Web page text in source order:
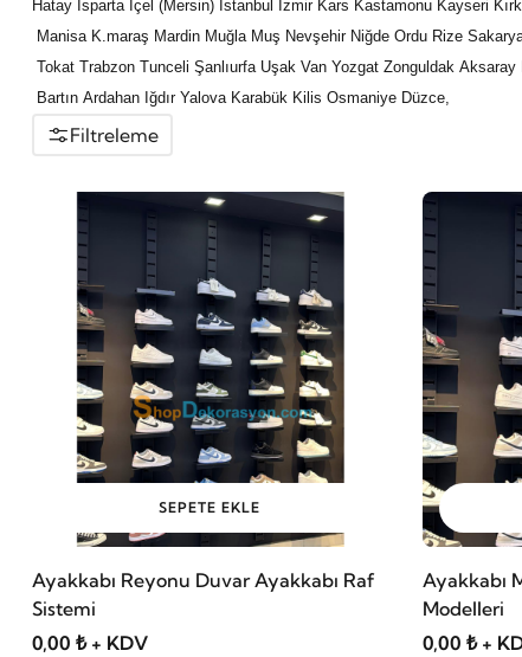
Hatay Isparta İçel (Mersin) İstanbul İzmir Kars Kastamonu Kayseri
Manisa K.maraş Mardin Muğla Muş Nevşehir Niğde Ordu Rize
Tokat Trabzon Tunceli Şanlıurfa Uşak Van Yozgat Zonguldak Aksaray
Bartın Ardahan Iğdır Yalova Karabük Kilis Osmaniye Düzce,
Filtreleme
SEPETE EKLE
Ayakkabı Reyonu Duvar Ayakkabı Raf
Sistemi
0,00 ₺ + KDV
Ayakkabı
Modelleri
0,00 ₺ +